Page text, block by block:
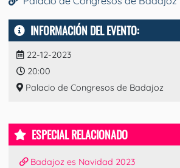
INFORMACIÓN DEL EVENTO:
22-12-2023
20:00
Palacio de Congresos de Badajoz
ESPECIAL RELACIONADO
Badajoz es Navidad 2023